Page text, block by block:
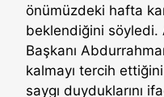
önümüzdeki hafta
beklendiğini söyledi.
Başkanı
kalmayı tercih
saygı duyduklarını